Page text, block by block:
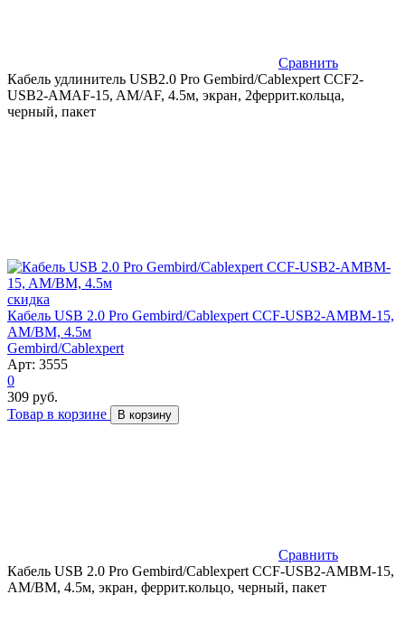
Сравнить
Кабель удлинитель USB2.0 Pro Gembird/Cablexpert CCF2-
USB2-AMAF-15, AM/AF, 4.5м, экран, 2феррит.кольца,
черный, пакет
скидка
Кабель USB 2.0 Pro Gembird/Cablexpert CCF-USB2-AMBM-15,
AM/BM, 4.5м
Gembird/Cablexpert
Арт: 3555
0
309 руб.
Товар в корзине
В корзину
Сравнить
Кабель USB 2.0 Pro Gembird/Cablexpert CCF-USB2-AMBM-15,
AM/BM, 4.5м, экран, феррит.кольцо, черный, пакет